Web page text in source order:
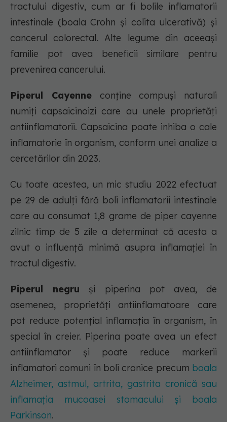
tractului digestiv, cum ar fi bolile inflamatorii
intestinale (boala Crohn și colita ulcerativă) și
cancerul colorectal. Alte legume din aceeași
familie pot avea beneficii similare pentru
prevenirea cancerului.
Piperul Cayenneconține compuși naturali
numiți capsaicinoizi care au unele proprietăți
antiinflamatorii. Capsaicina poate inhiba o cale
inflamatorie în organism, conform unei analize a
cercetărilor din 2023.
Cu toate acestea, un mic studiu 2022 efectuat
pe 29 de adulți fără boli inflamatorii intestinale
care au consumat 1,8 grame de piper cayenne
zilnic timp de 5 zile a determinat că acesta a
avut o influență minimă asupra inflamației în
tractul digestiv.
Piperul negru și piperina pot avea, de
asemenea, proprietăți antiinflamatoare care
pot reduce potențial inflamația în organism, în
special în creier. Piperina poate avea un efect
antiinflamator și poate reduce markerii
inflamatori comuni în boli cronice precum boala
Alzheimer, astmul, artrita, gastrita cronică sau
inflamația mucoasei stomacului și boala
Parkinson.